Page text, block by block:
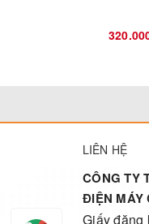
LIÊN HỆ
CÔNG TY
ĐIỆN MÁY
Giấy đăng